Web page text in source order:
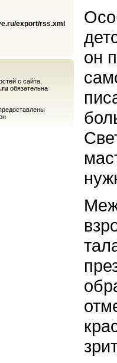
export/rss.xml
с сайта,
.ru обязательна
он